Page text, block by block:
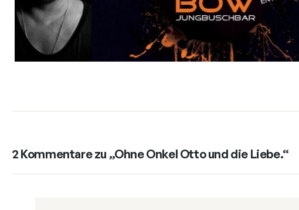
2 Kommentare zu „Ohne Onkel Otto und die Liebe.“